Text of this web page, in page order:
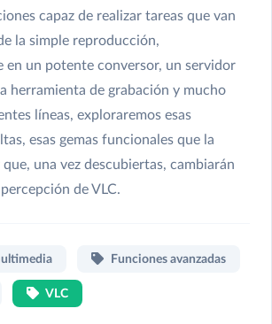
capaz de realizar tareas que van
la simple reproducción,
en un potente conversor, un servidor
herramienta de grabación y mucho
líneas, exploraremos esas
esas gemas funcionales que la
una vez descubiertas, cambiarán
de VLC.
Funciones avanzadas
VLC